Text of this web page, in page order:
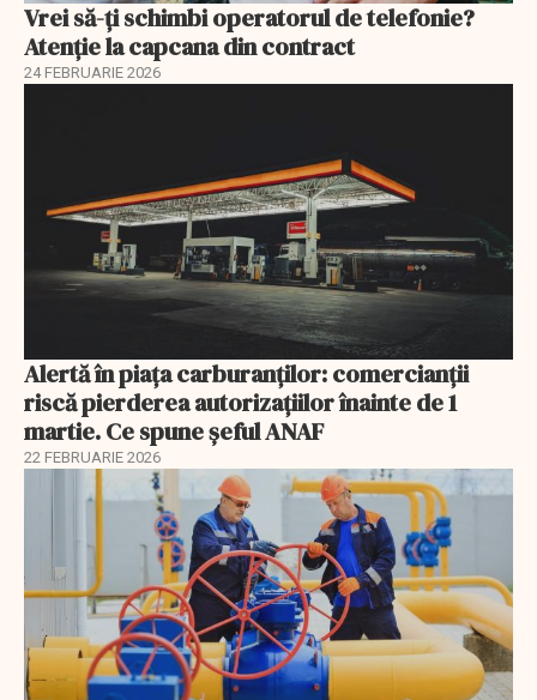
Vrei să-ți schimbi operatorul de telefonie?
Atenție la capcana din contract
24 FEBRUARIE 2026
Alertă în piața carburanților: comercianții
riscă pierderea autorizațiilor înainte de 1
martie. Ce spune șeful ANAF
22 FEBRUARIE 2026